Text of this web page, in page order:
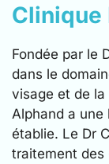
Clinique
Fondée par le
dans le
visage et de la
Alphand a
établie. Le Dr
traitement des